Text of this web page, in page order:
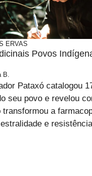
ERVAS
Povos
B.
Pataxó catalogou
seu povo e revelou
a
e